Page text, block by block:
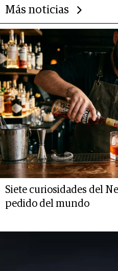
Más noticias
Siete curiosidades del
pedido del mundo